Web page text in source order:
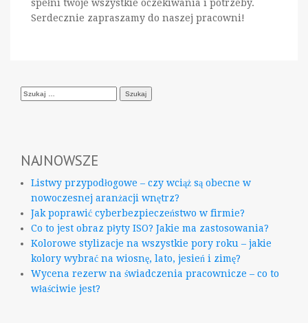
spełni twoje wszystkie oczekiwania i potrzeby.
Serdecznie zapraszamy do naszej pracowni!
Szukaj:
NAJNOWSZE
Listwy przypodłogowe – czy wciąż są obecne w
nowoczesnej aranżacji wnętrz?
Jak poprawić cyberbezpieczeństwo w firmie?
Co to jest obraz płyty ISO? Jakie ma zastosowania?
Kolorowe stylizacje na wszystkie pory roku – jakie
kolory wybrać na wiosnę, lato, jesień i zimę?
Wycena rezerw na świadczenia pracownicze – co to
właściwie jest?